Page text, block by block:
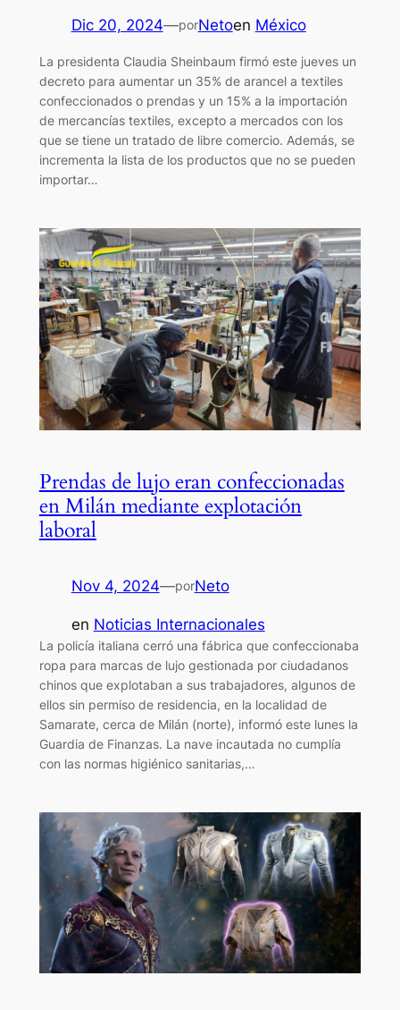
Dic 20, 2024—porNetoen México
La presidenta Claudia Sheinbaum firmó este jueves un
decreto para aumentar un 35% de arancel a textiles
confeccionados o prendas y un 15% a la importación
de mercancías textiles, excepto a mercados con los
que se tiene un tratado de libre comercio. Además, se
incrementa la lista de los productos que no se pueden
importar…
Prendas de lujo eran confeccionadas
en Milán mediante explotación
laboral
Nov 4, 2024—porNeto
en Noticias Internacionales
La policía italiana cerró una fábrica que confeccionaba
ropa para marcas de lujo gestionada por ciudadanos
chinos que explotaban a sus trabajadores, algunos de
ellos sin permiso de residencia, en la localidad de
Samarate, cerca de Milán (norte), informó este lunes la
Guardia de Finanzas. La nave incautada no cumplía
con las normas higiénico sanitarias,…